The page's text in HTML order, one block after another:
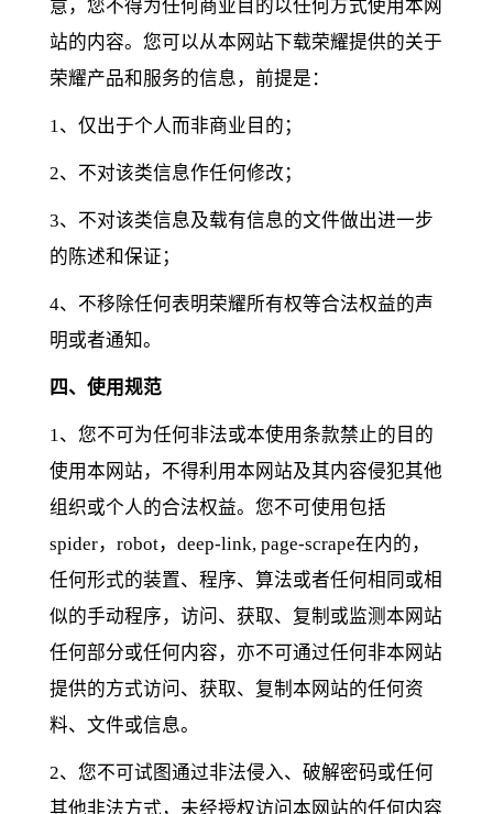
意，您不得为任何商业目的以任何方式使用本网
站的内容。您可以从本网站下载荣耀提供的关于
荣耀产品和服务的信息，前提是：
1、仅出于个人而非商业目的；
2、不对该类信息作任何修改；
3、不对该类信息及载有信息的文件做出进一步
的陈述和保证；
4、不移除任何表明荣耀所有权等合法权益的声
明或者通知。
四、使用规范
1、您不可为任何非法或本使用条款禁止的目的
使用本网站，不得利用本网站及其内容侵犯其他
组织或个人的合法权益。您不可使用包括
spider，robot，deep-link, page-scrape在内的，
任何形式的装置、程序、算法或者任何相同或相
似的手动程序，访问、获取、复制或监测本网站
任何部分或任何内容，亦不可通过任何非本网站
提供的方式访问、获取、复制本网站的任何资
料、文件或信息。
2、您不可试图通过非法侵入、破解密码或任何
其他非法方式，未经授权访问本网站的任何内容